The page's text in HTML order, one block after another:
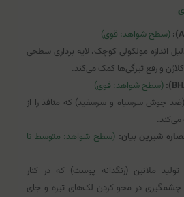
(سطح شواهد: قوی)
دلیل اندازه مولکولی کوچک، لایه برداری سطحی
و رفع تیرگی‌ها کمک می‌کند.
(سطح شواهد: قوی)
جوش سرسیاه و سرسفید) که منافذ را از
می‌کند.
شیرین بیان: (سطح شواهد: متوسط تا
تولید ملانین (رنگدانه پوست) که در کنار
چشمگیری در محو کردن لک‌های تیره و جای